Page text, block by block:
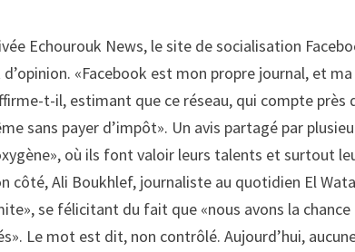
Echourouk News, le site de socialisation
«Facebook est mon propre journal, et ma
t-il, estimant que ce réseau, qui compte près
sans payer d’impôt». Un avis partagé par
où ils font valoir leurs talents et surtout
côté, Ali Boukhlef, journaliste au quotidien El
se félicitant du fait que «nous avons la chance
Le mot est dit, non contrôlé. Aujourd’hui,